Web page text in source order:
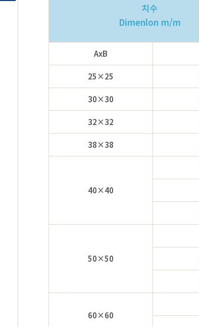
치수
Dimenlon m/m
AxB
25×25
30×30
32×32
38×38
40×40
50×50
60×60